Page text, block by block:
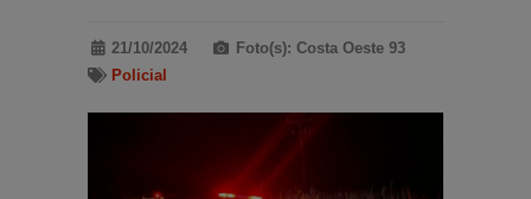
21/10/2024
Foto(s): Costa Oeste 93
Policial